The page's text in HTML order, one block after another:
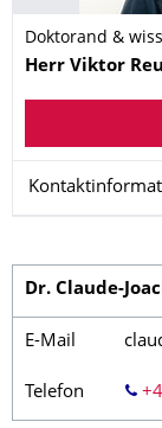
Doktorand &
Name
Herr Viktor
Dr. Claude-
E-Mail
Telefon